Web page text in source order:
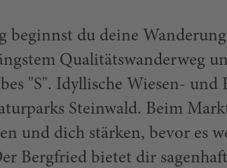
beginnst du deine
Qualitätswanderweg
"S". Idyllische Wiesen- und
Steinwald. Beim
und dich stärken, bevor es
Bergfried bietet dir